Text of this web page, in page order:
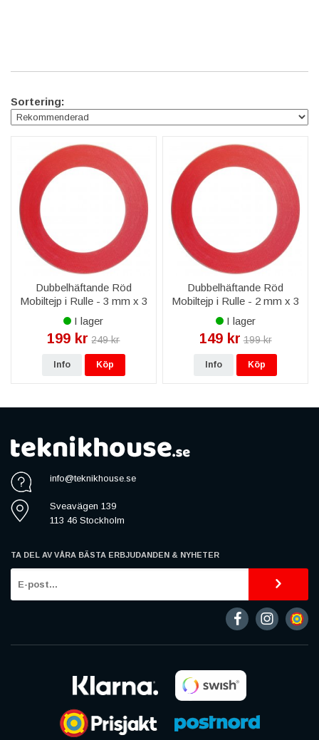
Sortering:
Dubbelhäftande Röd
Mobiltejp i Rulle - 3 mm x 3
M
I lager
199 kr 249 kr
Info Köp
Dubbelhäftande Röd
Mobiltejp i Rulle - 2 mm x 3
M
I lager
149 kr 199 kr
Info Köp
info@teknikhouse.se
Sveavägen 139
113 46 Stockholm
TA DEL AV VÅRA BÄSTA ERBJUDANDEN & NYHETER